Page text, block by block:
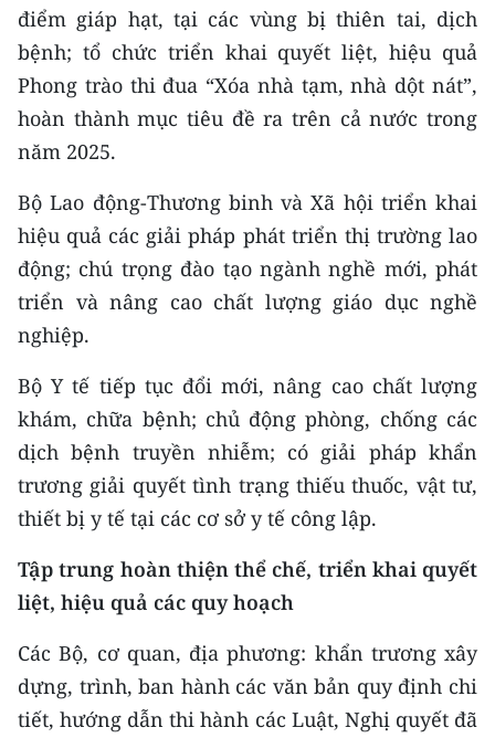
điểm giáp hạt, tại các vùng bị thiên tai, dịch
bệnh; tổ chức triển khai quyết liệt, hiệu quả
Phong trào thi đua “Xóa nhà tạm, nhà dột nát”,
hoàn thành mục tiêu đề ra trên cả nước trong
năm 2025.
Bộ Lao động-Thương binh và Xã hội triển khai
hiệu quả các giải pháp phát triển thị trường lao
động; chú trọng đào tạo ngành nghề mới, phát
triển và nâng cao chất lượng giáo dục nghề
nghiệp.
Bộ Y tế tiếp tục đổi mới, nâng cao chất lượng
khám, chữa bệnh; chủ động phòng, chống các
dịch bệnh truyền nhiễm; có giải pháp khẩn
trương giải quyết tình trạng thiếu thuốc, vật tư,
thiết bị y tế tại các cơ sở y tế công lập.
Tập trung hoàn thiện thể chế, triển khai quyết
liệt, hiệu quả các quy hoạch
Các Bộ, cơ quan, địa phương: khẩn trương xây
dựng, trình, ban hành các văn bản quy định chi
tiết, hướng dẫn thi hành các Luật, Nghị quyết đã